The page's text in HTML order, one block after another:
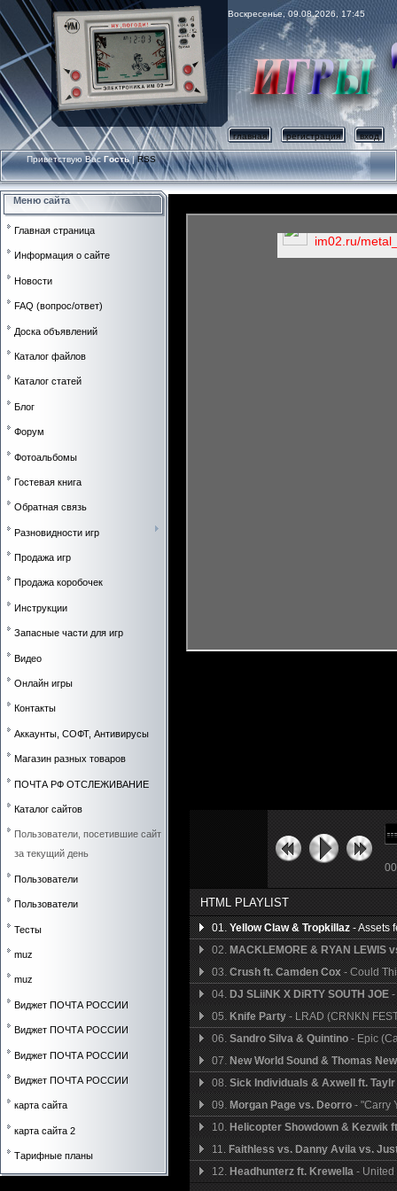
Воскресенье, 09.08.2026, 17:45
главная регистрация вход
Приветствую Вас Гость|RSS
Меню сайта
Главная страница
Информация о сайте
Новости
FAQ (вопрос/ответ)
Доска объявлений
Каталог файлов
Каталог статей
Блог
Форум
Фотоальбомы
Гостевая книга
Обратная связь
Разновидности игр
Продажа игр
Продажа коробочек
Инструкции
Запасные части для игр
Видео
Онлайн игры
Контакты
Аккаунты, СОФТ, Антивирусы
Магазин разных товаров
ПОЧТА РФ ОТСЛЕЖИВАНИЕ
Каталог сайтов
Пользователи, посетившие сайт
за текущий день
Пользователи
Пользователи
Тесты
muz
muz
Виджет ПОЧТА РОССИИ
Виджет ПОЧТА РОССИИ
Виджет ПОЧТА РОССИИ
Виджет ПОЧТА РОССИИ
карта сайта
карта сайта 2
Тарифные планы
01.Yellow Claw & Tropkillaz- Assets
02. MACKLEMORE & RYAN LEWIS
03.Crush ft. Camden Cox- Could
04. DJ SLiiNK X DiRTY SOUTH JOE -
05.Knife Party- LRAD (CRNKN
06. Sandro Silva & Quintino - Epic
07.New World Sound & Thomas
08. Sick Individuals & Axwell ft. Taylr
09.Morgan Page vs. Deorro- "Carry
10. Helicopter Showdown & Kezwik
11.Faithless vs. Danny Avila vs.
12. Headhunterz ft. Krewella - United
HTML PLAYLIST